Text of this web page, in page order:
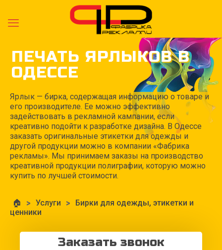
ПЕЧАТЬ ЯРЛЫКОВ В
ОДЕССЕ
Ярлык — бирка, содержащая информацию о товаре и
его производителе. Ее можно эффективно
задействовать в рекламной кампании, если
креативно подойти к разработке дизайна. В Одессе
заказать оригинальные этикетки для одежды и
другой продукции можно в компании «Фабрика
рекламы». Мы принимаем заказы на производство
креативной продукции полиграфии, которую можно
купить по лучшей стоимости.
🏠 > Услуги >
Бирки для одежды, этикетки и
ценники
Заказать звонок